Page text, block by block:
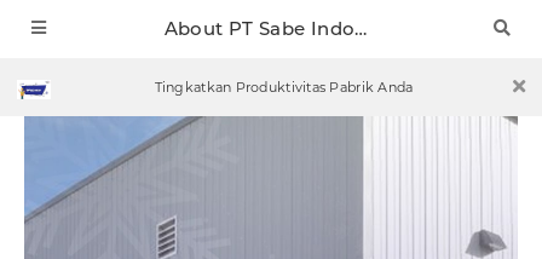
About PT Sabe Indonesia Mobile
Tingkatkan Produktivitas Pabrik Anda